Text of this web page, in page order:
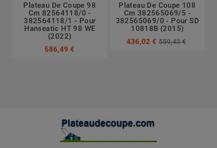
Plateau De Coupe 98
Cm 82564118/0 -
382564118/1 - Pour
Hanseatic HT 98 WE
(2022)
586,49 €
Plateau De Coupe 108
Cm 382565069/5 -
382565069/0 - Pour SD
10818B (2015)
436,02 € 559,43 €